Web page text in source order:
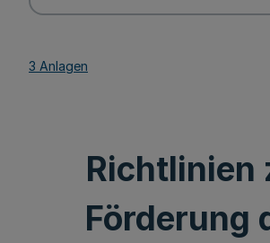
3 Anlagen
Richtlinien
Förderung